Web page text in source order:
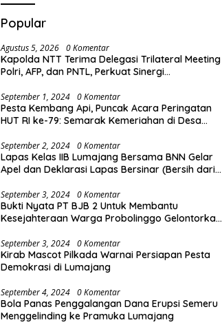
Popular
Agustus 5, 2026 0 Komentar
Kapolda NTT Terima Delegasi Trilateral Meeting
Polri, AFP, dan PNTL, Perkuat Sinergi
September 1, 2024 0 Komentar
Pesta Kembang Api, Puncak Acara Peringatan
HUT RI ke-79: Semarak Kemeriahan di Desa
September 2, 2024 0 Komentar
Lapas Kelas IIB Lumajang Bersama BNN Gelar
Apel dan Deklarasi Lapas Bersinar (Bersih dari
September 3, 2024 0 Komentar
Bukti Nyata PT BJB 2 Untuk Membantu
Kesejahteraan Warga Probolinggo Gelontorkan
September 3, 2024 0 Komentar
Kirab Mascot Pilkada Warnai Persiapan Pesta
Demokrasi di Lumajang
September 4, 2024 0 Komentar
Bola Panas Penggalangan Dana Erupsi Semeru
Menggelinding ke Pramuka Lumajang